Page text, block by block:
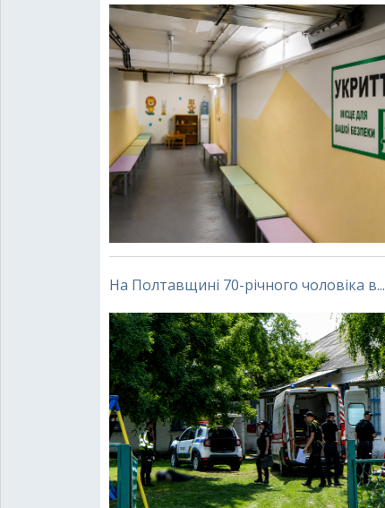
На Полтавщині 70-річного чоловіка в...